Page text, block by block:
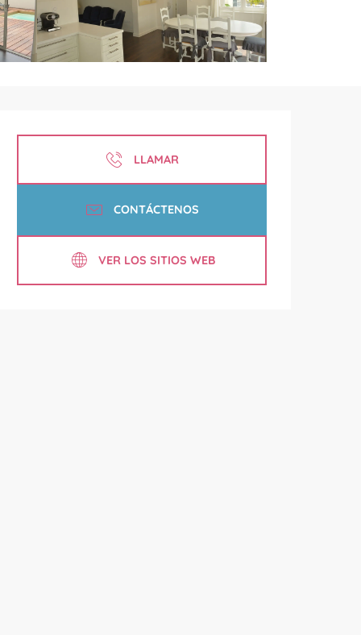
Horarios y datos de
LLAMAR
CONTÁCTENOS
VER LOS SITIOS WEB